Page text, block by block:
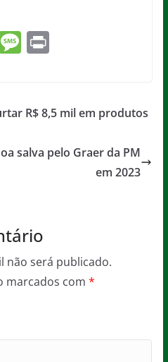
M
a
e
Pr
R$ 8,5 mil em produtos
salva pelo Graer da PM
em 2023
não será publicado.
marcados com *